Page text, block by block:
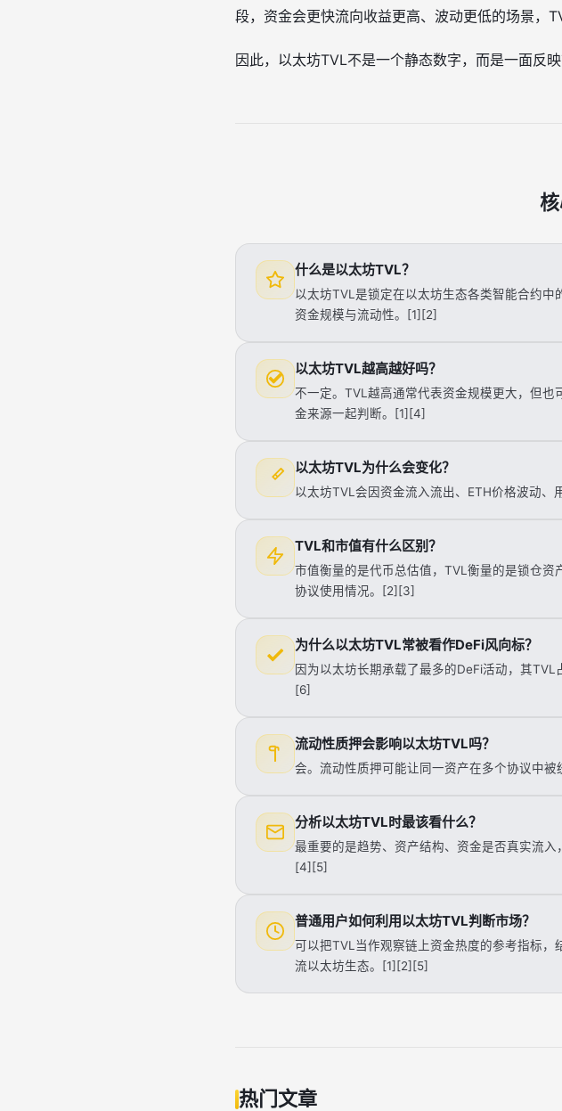
段，资金会更快流向收益更高、波动更低的场景，
因此，以太坊TVL不是一个静态数字，而是一面反
什么是以太坊TVL？
以太坊TVL是锁定在以太坊生态各类智能合约
资金规模与流动性。[1][2]
以太坊TVL越高越好吗？
不一定。TVL越高通常代表资金规模更大，但
金来源一起判断。[1][4]
以太坊TVL为什么会变化？
以太坊TVL会因资金流入流出、ETH价格波动
TVL和市值有什么区别？
市值衡量的是代币总估值，TVL衡量的是锁仓
协议使用情况。[2][3]
为什么以太坊TVL常被看作DeFi风向标？
因为以太坊长期承载了最多的DeFi活动，其
[6]
流动性质押会影响以太坊TVL吗？
会。流动性质押可能让同一资产在多个协议中
分析以太坊TVL时最该看什么？
最重要的是趋势、资产结构、资金是否真实流
[4][5]
普通用户如何利用以太坊TVL判断市场？
可以把TVL当作观察链上资金热度的参考指标，
流以太坊生态。[1][2][5]
热门文章